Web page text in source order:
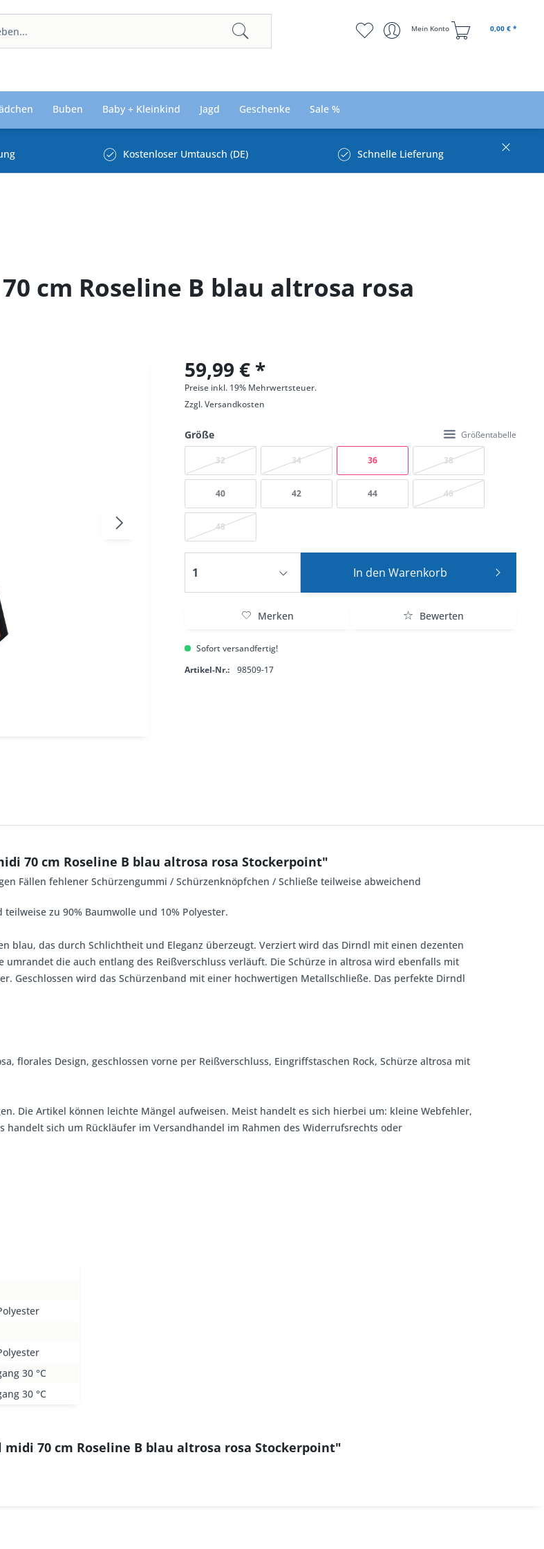
Mein Konto 0,00 € *
Buben Baby + Kleinkind Jagd Geschenke Sale %
Kostenloser Umtausch (DE) Schnelle Lieferung
cm Roseline B blau altrosa rosa
59,99 € *
Preise inkl. 19% Mehrwertsteuer.
Zzgl.Versandkosten
Größe Größentabelle
32 34 36 38
40 42 44 46
48
In den Warenkorb
Merken Bewerten
Sofort versandfertig!
Artikel-Nr.:
98509-17
70 cm Roseline B blau altrosa rosa Stockerpoint"
Fällen fehlener Schürzengummi / Schürzenknöpfchen / Schließe teilweise abweichend
zu 90% Baumwolle und 10% Polyester.
blau, das durch Schlichtheit und Eleganz überzeugt. Verziert wird das Dirndl mit einen dezenten
die auch entlang des Reißverschluss verläuft. Die Schürze in altrosa wird ebenfalls mit
Geschlossen wird das Schürzenband mit einer hochwertigen Metallschließe. Das perfekte Dirndl
florales Design, geschlossen vorne per Reißverschluss, Eingriffstaschen Rock, Schürze altrosa mit
Die Artikel können leichte Mängel aufweisen. Meist handelt es sich hierbei um: kleine Webfehler,
sich um Rückläufer im Versandhandel im Rahmen des Widerrufsrechts oder
30 °C
30 °C
70 cm Roseline B blau altrosa rosa Stockerpoint"